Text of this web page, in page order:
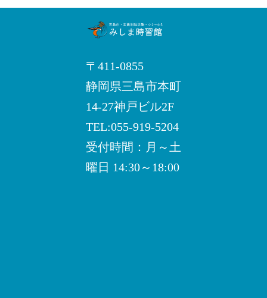
ー
〒411-0855
静岡県三島市本町
14-27神戸ビル2F
TEL:055-919-5204
受付時間：月～土
曜日 14:30～18:00